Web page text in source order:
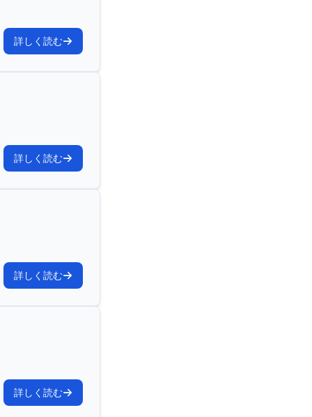
詳しく読む
詳しく読む
詳しく読む
詳しく読む